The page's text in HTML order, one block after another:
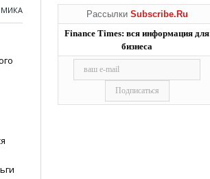
Рассылки Subscribe.Ru
Finance Times: вся информация для
бизнеса